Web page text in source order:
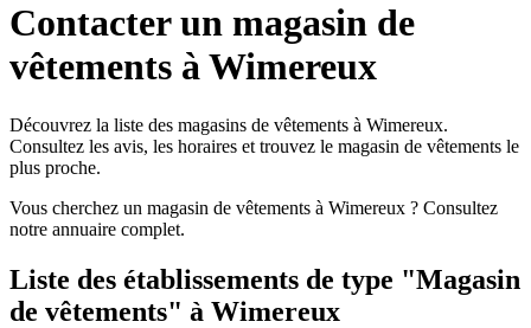
Contacter un magasin de
vêtements à Wimereux
Découvrez la liste des magasins de vêtements à Wimereux.
Consultez les avis, les horaires et trouvez le magasin de vêtements le
plus proche.
Vous cherchez un magasin de vêtements à Wimereux ? Consultez
notre annuaire complet.
Liste des établissements de type "Magasin
de vêtements" à Wimereux